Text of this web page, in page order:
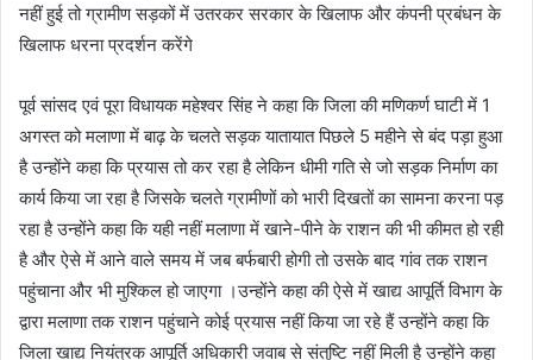
नहीं हुई तो ग्रामीण सड़कों में उतरकर सरकार के खिलाफ और कंपनी प्रबंधन के
खिलाफ धरना प्रदर्शन करेंगे
पूर्व सांसद एवं पूरा विधायक महेश्वर सिंह ने कहा कि जिला की मणिकर्ण घाटी में 1
अगस्त को मलाणा में बाढ़ के चलते सड़क यातायात पिछले 5 महीने से बंद पड़ा हुआ
है उन्होंने कहा कि प्रयास तो कर रहा है लेकिन धीमी गति से जो सड़क निर्माण का
कार्य किया जा रहा है जिसके चलते ग्रामीणों को भारी दिखतों का सामना करना पड़
रहा है उन्होंने कहा कि यही नहीं मलाणा में खाने-पीने के राशन की भी कीमत हो रही
है और ऐसे में आने वाले समय में जब बर्फबारी होगी तो उसके बाद गांव तक राशन
पहुंचाना और भी मुश्किल हो जाएगा ।उन्होंने कहा की ऐसे में खाद्य आपूर्ति विभाग के
द्वारा मलाणा तक राशन पहुंचाने कोई प्रयास नहीं किया जा रहे हैं उन्होंने कहा कि
जिला खाद्य नियंत्रक आपूर्ति अधिकारी जवाब से संतुष्टि नहीं मिली है उन्होंने कहा